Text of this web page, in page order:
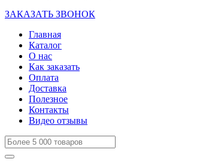
ЗАКАЗАТЬ ЗВОНОК
Главная
Каталог
О нас
Как заказать
Оплата
Доставка
Полезное
Контакты
Видео отзывы